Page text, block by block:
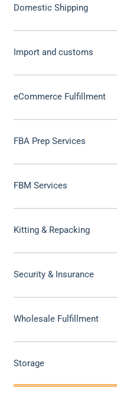
Domestic Shipping
Import and customs
eCommerce Fulfillment
FBA Prep Services
FBM Services
Kitting & Repacking
Security & Insurance
Wholesale Fulfillment
Storage